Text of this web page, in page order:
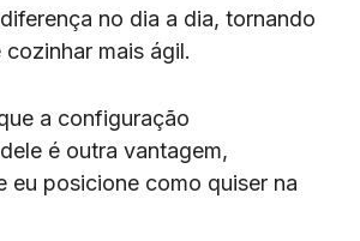
no dia a dia, tornando
mais ágil.
a configuração
é outra vantagem,
eu posicione como quiser na